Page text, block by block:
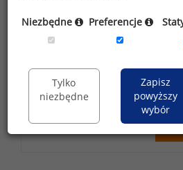
Wyrażam zgodę na
adres e-mail ofert
że zapoznałem się z
temat przetwarzania.
Niezbędne Preferencje
Tylko
niezbędne
Zapisz
powyższy
wybór